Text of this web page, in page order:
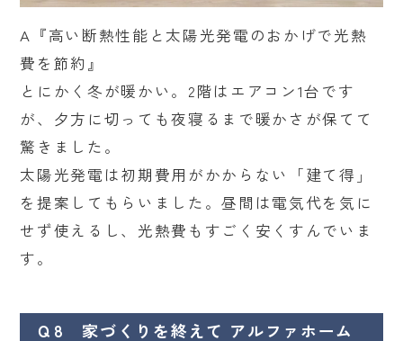
A『高い断熱性能と太陽光発電のおかげで光熱
費を節約』
とにかく冬が暖かい。2階はエアコン1台です
が、夕方に切っても夜寝るまで暖かさが保てて
驚きました。
太陽光発電は初期費用がかからない「建て得」
を提案してもらいました。昼間は電気代を気に
せず使えるし、光熱費もすごく安くすんでいま
す。
Ｑ8 家づくりを終えて アルファホーム